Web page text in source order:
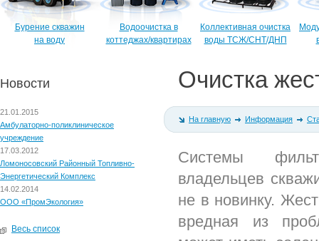
Бурение скважин
на воду
Водоочистка в
коттеджах/квартирах
Коллективная очистка
воды ТСЖ/СНТ/ДНП
Новости
21.01.2015
Амбулаторно-поликлиническое
учреждение
17.03.2012
Ломоносовский Районный Топливно-
Энергетический Комплекс
14.02.2014
ООО «ПромЭкология»
Весь список
Очистка
На главную Информация
Системы
владельцев
не в новинку.
вредная из